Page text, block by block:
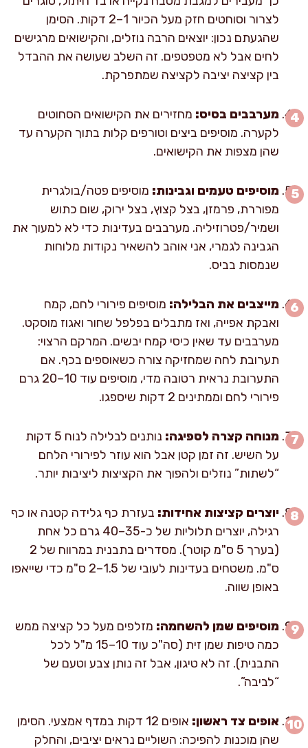
לצרור וסוחטים חזק מעל הכיור 1–2 דקות. הסימן
שהגעתם נכון: יוצאים הרבה נוזלים, והקישואים מרגישים
לחים אבל לא מטפטפים. זה השלב שעושה את ההבדל
בין קציצה יציבה לקציצה שמתפרקת.
מערבבים בסיס: מחזירים את הקישואים הסחוטים
לקערה. מוסיפים ביצים וטורפים קלות בתוך הקערה עד
שהן מצפות את הקישואים.
מוסיפים טעמים וגבינות: מוסיפים פטה/בולגרית
מפוררת, פרמזן, בצל קצוץ, בצל ירוק, שום כתוש
ושמיר/פטרוזיליה. מערבבים בעדינות כדי לא למעוך את
הגבינה לגמרי, אני אוהב להשאיר נקודות מלוחות
שנמסות בביס.
מייצבים את הבלילה: מוסיפים פירורי לחם, קמח
ואבקת אפייה, ואז מתבלים בפלפל שחור ואגוז מוסקט.
מערבבים עד שאין כיסי קמח יבשים. המרקם הרצוי:
תערובת לחה שמחזיקה צורה כשאוספים בכף. אם
התערובת נראית רטובה מדי, מוסיפים עוד 10–20 גרם
פירורי לחם וממתינים 2 דקות שיספגו.
מנוחה קצרה לספיגה:
נותנים לבלילה לנוח 5 דקות
על השיש. זה זמן קטן אבל הוא עוזר לפירורי הלחם
“לשתות” נוזלים ולהפוך את הקציצות ליציבות יותר.
יוצרים קציצות אחידות: בעזרת כף גלידה קטנה או כף
רגילה, יוצרים תלוליות של כ-35–40 גרם כל אחת
(בערך 5 ס"מ קוטר). מסדרים בתבנית במרווח של 2
ס"מ. משטחים בעדינות לעובי של 1.5–2 ס"מ כדי שייאפו
באופן שווה.
מוסיפים שמן להשחמה: מזלפים מעל כל קציצה ממש
כמה טיפות שמן זית (סה"כ עוד 10–15 מ"ל לכל
התבנית). זה לא טיגון, אבל זה נותן צבע וטעם של
“לביבה”.
אופים צד ראשון:
אופים 12 דקות במדף אמצעי. הסימן
שהן מוכנות להפיכה: השוליים נראים יציבים, והחלק